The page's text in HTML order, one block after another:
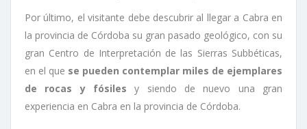
Por último, el visitante debe descubrir al llegar a Cabra en
la provincia de Córdoba su gran pasado geológico, con su
gran Centro de Interpretación de las Sierras Subbéticas,
en el que se pueden contemplar miles de ejemplares
de rocas y fósiles y siendo de nuevo una gran
experiencia en Cabra en la provincia de Córdoba.